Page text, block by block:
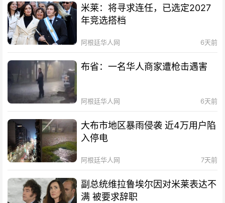
米莱：将寻求连任，已选定2027
年竞选搭档
阿根廷华人网 6天前
布省：一名华人商家遭枪击遇害
阿根廷华人网 6天前
大布市地区暴雨侵袭 近4万用户陷
入停电
阿根廷华人网 7天前
副总统维拉鲁埃尔因对米莱表达不
满 被要求辞职